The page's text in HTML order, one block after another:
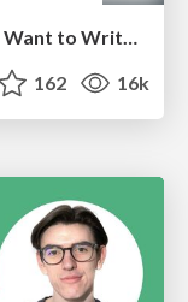
CoffeeScript is Beautiful & I Never Want to Write Plain JavaScript Again
162 16k